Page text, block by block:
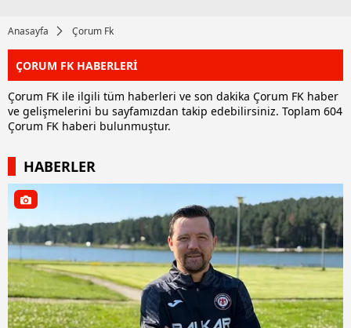
Anasayfa Çorum Fk
ÇORUM FK HABERLERİ
Çorum FK ile ilgili tüm haberleri ve son dakika Çorum FK haber
ve gelişmelerini bu sayfamızdan takip edebilirsiniz. Toplam 604
Çorum FK haberi bulunmuştur.
HABERLER